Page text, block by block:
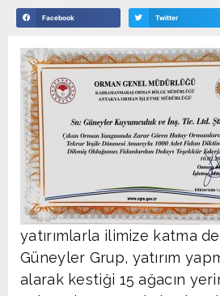
Facebook Twitter
yatırımlarla ilimize katma
Güneyler Grup, yatırım
alarak kestiği 15 ağacın